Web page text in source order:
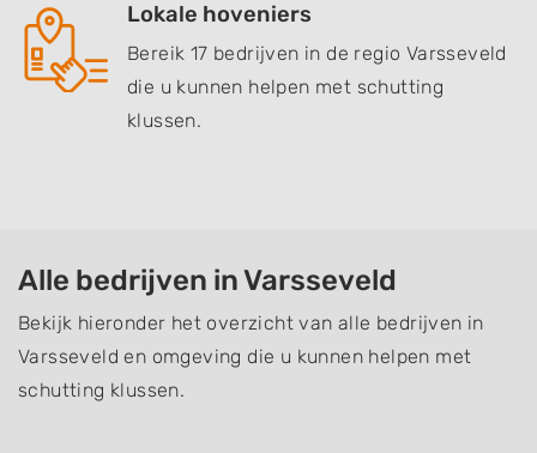
Lokale hoveniers
Bereik 17 bedrijven in de regio Varsseveld
die u kunnen helpen met schutting
klussen.
Alle bedrijven in Varsseveld
Bekijk hieronder het overzicht van alle bedrijven in
Varsseveld en omgeving die u kunnen helpen met
schutting klussen.